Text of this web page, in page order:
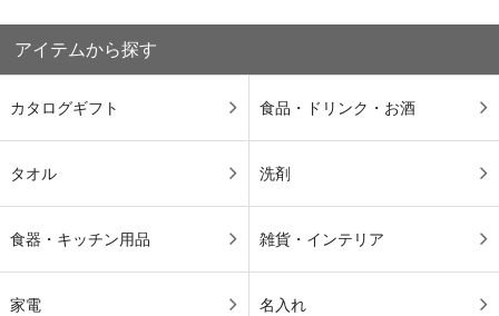
アイテムから探す
カタログギフト 食品・ドリンク・お酒
タオル 洗剤
食器・キッチン用品 雑貨・インテリア
家電 名入れ